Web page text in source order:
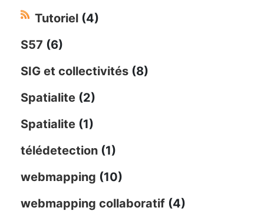
Tutoriel (4)
S57 (6)
SIG et collectivités (8)
Spatialite (2)
Spatialite (1)
télédetection (1)
webmapping (10)
webmapping collaboratif (4)